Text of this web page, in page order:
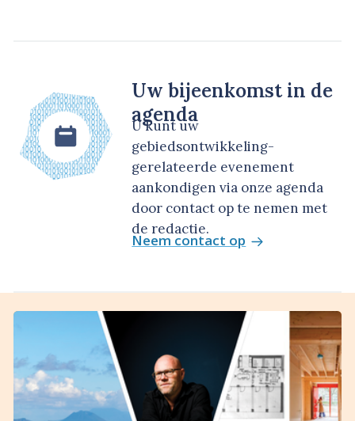
Uw bijeenkomst in de
agenda
U kunt uw
gebiedsontwikkeling-
gerelateerde evenement
aankondigen via onze agenda
door contact op te nemen met
de redactie.
Neem contact op